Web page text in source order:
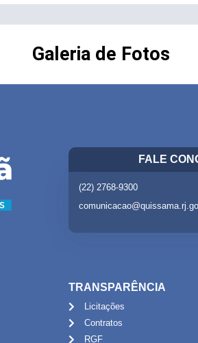
Galeria de Fotos
FALE
(22) 2768-9300
TRANSPARÊNCIA
Licitações
Contratos
RGF